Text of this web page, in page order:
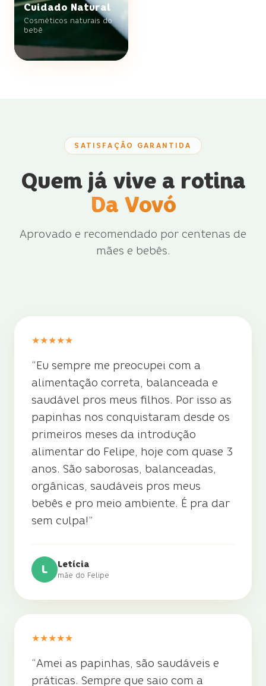
Cuidado Natural
Cosméticos naturais do
bebê
SATISFAÇÃO GARANTIDA
Quem já vive a rotina
Da Vovó
Aprovado e recomendado por centenas de
mães e bebês.
★★★★★
“Eu sempre me preocupei com a
alimentação correta, balanceada e
saudável pros meus filhos. Por isso as
papinhas nos conquistaram desde os
primeiros meses da introdução
alimentar do Felipe, hoje com quase 3
anos. São saborosas, balanceadas,
orgânicas, saudáveis pros meus
bebês e pro meio ambiente. É pra dar
sem culpa!”
L Letícia
mãe do Felipe
★★★★★
“Amei as papinhas, são saudáveis e
práticas. Sempre que saio com a